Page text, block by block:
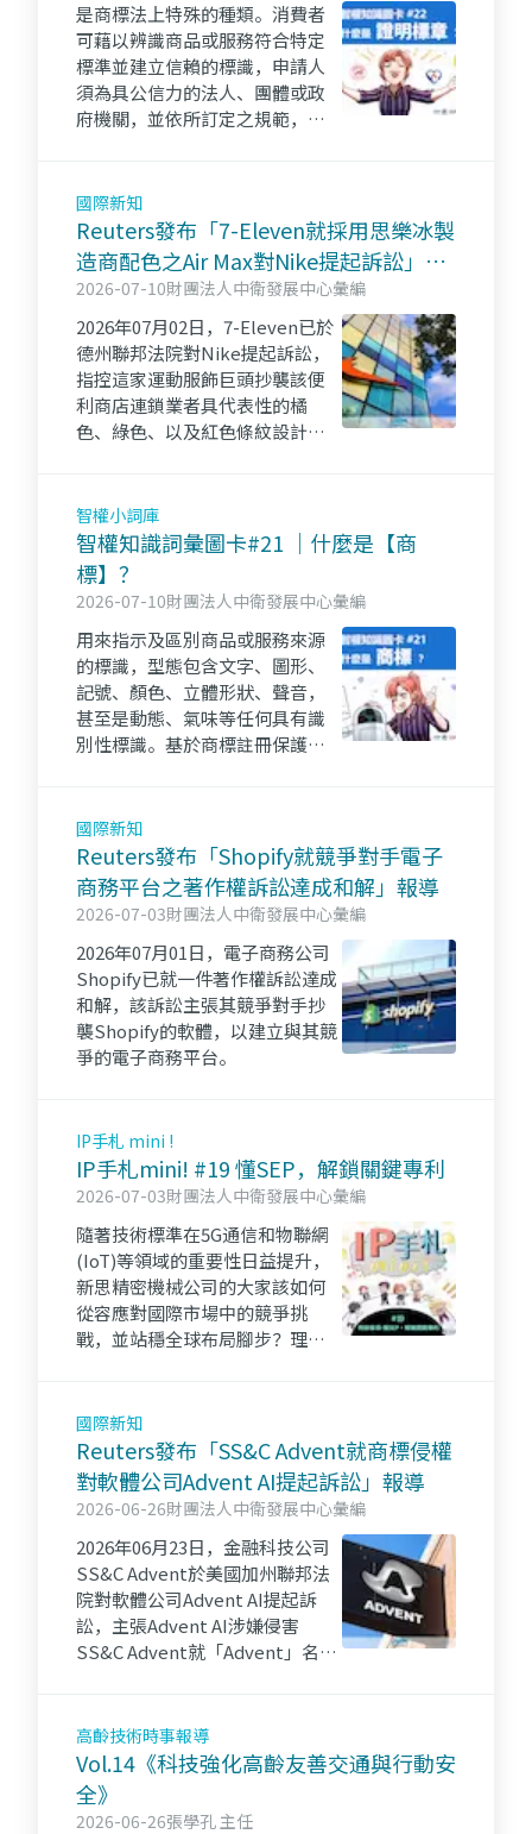
是商標法上特殊的種類。消費者
可藉以辨識商品或服務符合特定
標準並建立信賴的標識，申請人
須為具公信力的法人、團體或政
府機關，並依所訂定之規範，監
務。
國際新知
Reuters發布「7-Eleven就採用思樂冰製
造商配色之Air Max對Nike提起訴訟」報
導
2026-07-10財團法人中衛發展中心彙編
2026年07月02日，7-Eleven已於
德州聯邦法院對Nike提起訴訟，
指控這家運動服飾巨頭抄襲該便
利商店連鎖業者具代表性的橘
色、綠色、以及紅色條紋設計，
智權小詞庫
智權知識詞彙圖卡#21 ｜什麼是【商
標】？
2026-07-10財團法人中衛發展中心彙編
用來指示及區別商品或服務來源
的標識，型態包含文字、圖形、
記號、顏色、立體形狀、聲音，
甚至是動態、氣味等任何具有識
別性標識。基於商標註冊保護原
用。
國際新知
Reuters發布「Shopify就競爭對手電子
商務平台之著作權訴訟達成和解」報導
2026-07-03財團法人中衛發展中心彙編
2026年07月01日，電子商務公司
Shopify已就一件著作權訴訟達成
和解，該訴訟主張其競爭對手抄
襲Shopify的軟體，以建立與其競
爭的電子商務平台。
IP手札 mini !
IP手札mini! #19 懂SEP，解鎖關鍵專利
2026-07-03財團法人中衛發展中心彙編
隨著技術標準在5G通信和物聯網
(IoT)等領域的重要性日益提升，
新思精密機械公司的大家該如何
從容應對國際市場中的競爭挑
戰，並站穩全球布局腳步？理解
國際新知
Reuters發布「SS&C Advent就商標侵權
對軟體公司Advent AI提起訴訟」報導
2026-06-26財團法人中衛發展中心彙編
2026年06月23日，金融科技公司
SS&C Advent於美國加州聯邦法
院對軟體公司Advent AI提起訴
訟，主張Advent AI涉嫌侵害
SS&C Advent就「Advent」名稱
高齡技術時事報導
Vol.14《科技強化高齡友善交通與行動安
全》
2026-06-26張學孔 主任